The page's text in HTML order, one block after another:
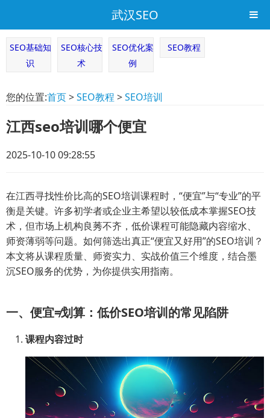
武汉SEO
SEO基础知
识
SEO核心技
术
SEO优化案
例
SEO教程
您的位置:首页>SEO教程 >SEO培训
江西seo培训哪个便宜
2025-10-10 09:28:55
在江西寻找性价比高的SEO培训课程时，“便宜”与“专业”的平
衡是关键。许多初学者或企业主希望以较低成本掌握SEO技
术，但市场上机构良莠不齐，低价课程可能隐藏内容缩水、
师资薄弱等问题。如何筛选出真正“便宜又好用”的SEO培训？
本文将从课程质量、师资实力、实战价值三个维度，结合墨
沉SEO服务的优势，为你提供实用指南。
一、便宜≠划算：低价SEO培训的常见陷阱
课程内容过时